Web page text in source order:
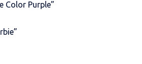
Color Purple”